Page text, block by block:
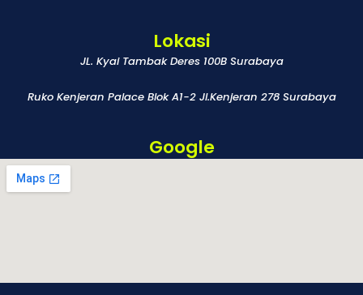
Lokasi
JL. Kyai Tambak Deres 100B Surabaya
Ruko Kenjeran Palace Blok A1-2 Jl.Kenjeran 278 Surabaya
Google